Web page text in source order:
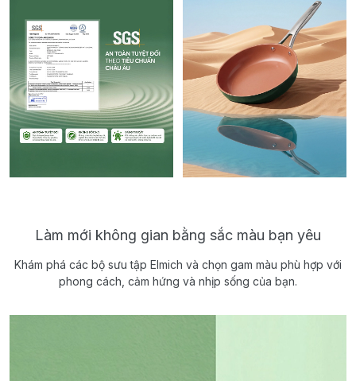
Làm mới không gian bằng sắc màu bạn yêu
Khám phá các bộ sưu tập Elmich và chọn gam màu phù hợp với
phong cách, cảm hứng và nhịp sống của bạn.